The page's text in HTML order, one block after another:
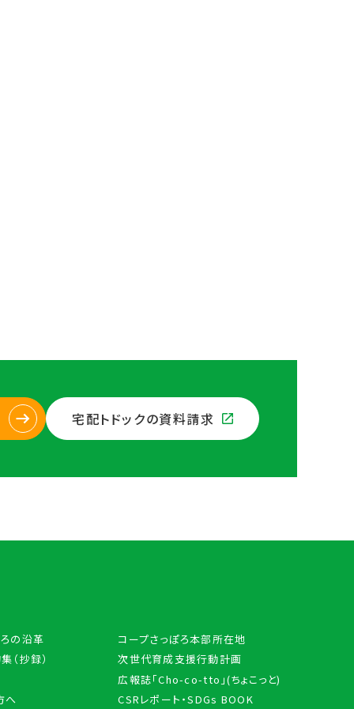
宅配トドックの資料請求
の沿革
コープさっぽろ本部所在地
（抄録）
次世代育成支援行動計画
広報誌「Cho-co-tto」(ちょこっと)
へ
CSRレポート・SDGs BOOK